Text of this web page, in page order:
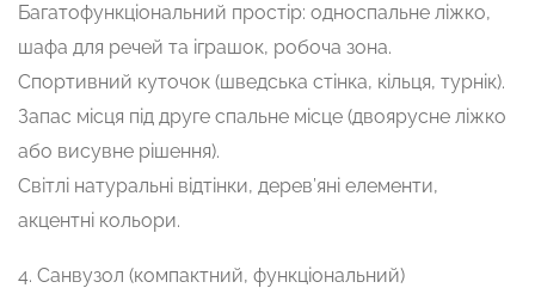
Багатофункціональний простір: односпальне ліжко,
шафа для речей та іграшок, робоча зона.
Спортивний куточок (шведська стінка, кільця, турнік).
Запас місця під друге спальне місце (двоярусне ліжко
або висувне рішення).
Світлі натуральні відтінки, дерев’яні елементи,
акцентні кольори.
4. Санвузол (компактний, функціональний)